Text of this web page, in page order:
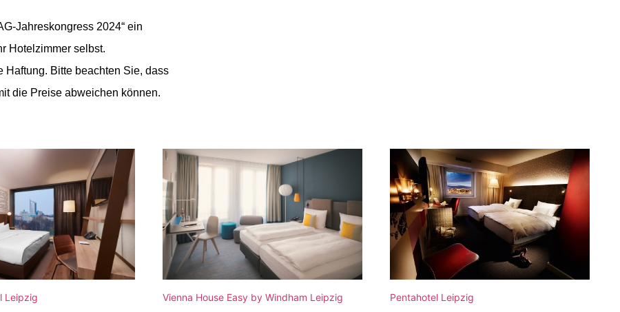
Jahreskongress 2024“ ein
Hotelzimmer selbst.
Bitte beachten Sie, dass
die Preise abweichen können.
Leipzig Vienna House Easy by Windham Leipzig Pentahotel Leipzig